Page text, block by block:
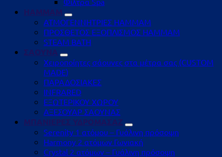
HAMMAM
ΑΤΜΟΓΕΝΝΗΤΡΙΕΣ HAMMAM
ΠΡΟΣΘΕΤΟΣ ΕΞΟΠΛΙΣΜΟΣ HAMMAM
STEAM BATH
ΣΑΟΥΝΑ
Χειροποίητες σάουνες στα μέτρα σας (CUSTOM
MADE)
ΠΑΡΑΔΟΣΙΑΚΕΣ
INFRARED
ΕΞΩΤΕΡΙΚΟΥ ΧΩΡΟΥ
ΑΞΕΣΟΥΑΡ ΣΑΟΥΝΑΣ
ΜΠΑΝΙΕΡΕΣ ΥΔΡΟΜΑΣΑΖ
Serenity 1 ατόμου – Γυάλινη πρόσοψη
Harmony 2 ατόμων Γωνιακή
Crystal 2 ατόμων – Γυάλινη πρόσοψη